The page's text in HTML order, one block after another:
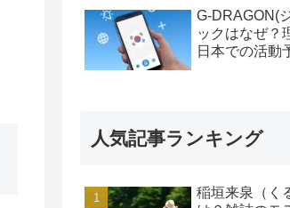
G-DRAGON(
ックはなぜ？
日本での活動
人気記事ランキング
稲垣来泉（く